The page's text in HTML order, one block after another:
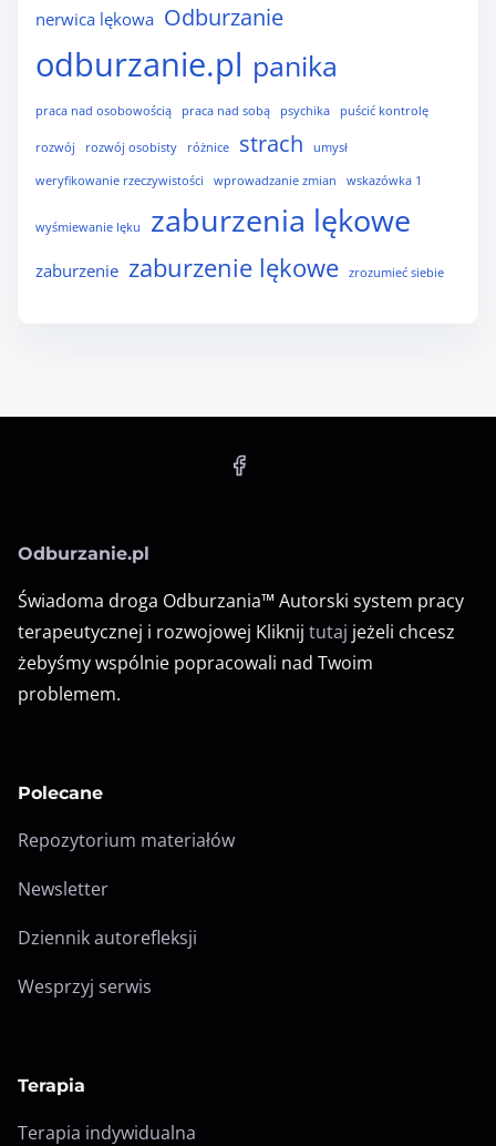
nerwica lękowa Odburzanie
odburzanie.pl panika
praca nad osobowością praca nad sobą psychika puścić kontrolę
rozwój rozwój osobisty różnice strach umysł
weryfikowanie rzeczywistości wprowadzanie zmian wskazówka 1
wyśmiewanie lęku zaburzenia lękowe
zaburzenie zaburzenie lękowe zrozumieć siebie
Odburzanie.pl
Świadoma droga Odburzania™ Autorski system pracy
terapeutycznej i rozwojowej Kliknij tutaj jeżeli chcesz
żebyśmy wspólnie popracowali nad Twoim
problemem.
Polecane
Repozytorium materiałów
Newsletter
Dziennik autorefleksji
Wesprzyj serwis
Terapia
Terapia indywidualna